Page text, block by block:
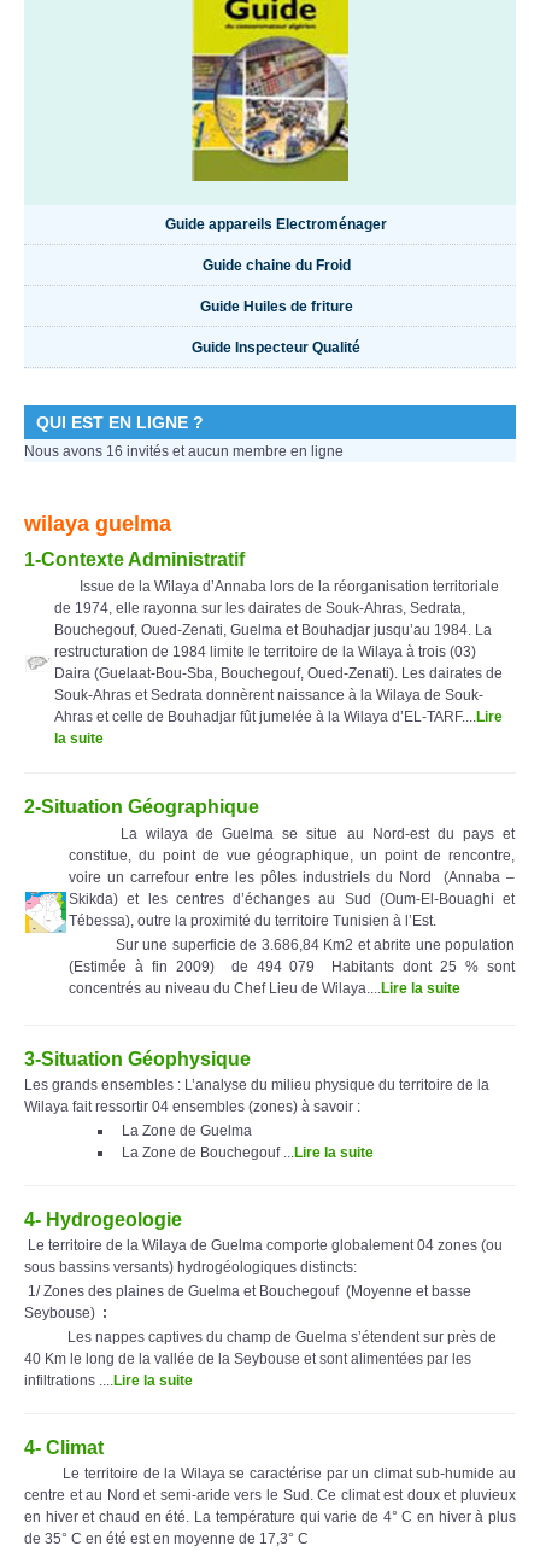
Guide appareils Electroménager
Guide chaine du Froid
Guide Huiles de friture
Guide Inspecteur Qualité
QUI EST EN LIGNE ?
Nous avons 16 invités et aucun membre en ligne
wilaya guelma
1-Contexte Administratif
Issue de la Wilaya d’Annaba lors de la réorganisation territoriale
de 1974, elle rayonna sur les dairates de Souk-Ahras, Sedrata,
Bouchegouf, Oued-Zenati, Guelma et Bouhadjar jusqu’au 1984. La
restructuration de 1984 limite le territoire de la Wilaya à trois (03)
Daira (Guelaat-Bou-Sba, Bouchegouf, Oued-Zenati). Les dairates de
Souk-Ahras et Sedrata donnèrent naissance à la Wilaya de Souk-
Ahras et celle de Bouhadjar fût jumelée à la Wilaya d’EL-TARF.... Lire
la suite
2-Situation Géographique
La wilaya de Guelma se situe au Nord-est du pays et
constitue, du point de vue géographique, un point de rencontre,
voire un carrefour entre les pôles industriels du Nord (Annaba –
Skikda) et les centres d’échanges au Sud (Oum-El-Bouaghi et
Tébessa), outre la proximité du territoire Tunisien à l’Est.
Sur une superficie de 3.686,84 Km2 et abrite une population
(Estimée à fin 2009) de 494 079 Habitants dont 25 % sont
concentrés au niveau du Chef Lieu de Wilaya.... Lire la suite
3-Situation Géophysique
Les grands ensembles : L’analyse du milieu physique du territoire de la
Wilaya fait ressortir 04 ensembles (zones) à savoir :
La Zone de Guelma
La Zone de Bouchegouf ... Lire la suite
4- Hydrogeologie
Le territoire de la Wilaya de Guelma comporte globalement 04 zones (ou
sous bassins versants) hydrogéologiques distincts:
1/ Zones des plaines de Guelma et Bouchegouf (Moyenne et basse
Seybouse) :
Les nappes captives du champ de Guelma s’étendent sur près de
40 Km le long de la vallée de la Seybouse et sont alimentées par les
infiltrations .... Lire la suite
4- Climat
Le territoire de la Wilaya se caractérise par un climat sub-humide au
centre et au Nord et semi-aride vers le Sud. Ce climat est doux et pluvieux
en hiver et chaud en été. La température qui varie de 4° C en hiver à plus
de 35° C en été est en moyenne de 17,3° C